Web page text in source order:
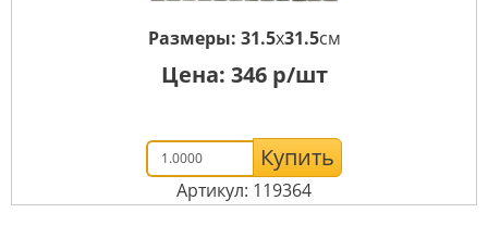
Размеры: 31.5x31.5см
Цена: 346р/шт
Купить
Артикул: 119364